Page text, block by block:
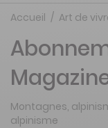
Accueil Art de
Montagnes,
alpinisme